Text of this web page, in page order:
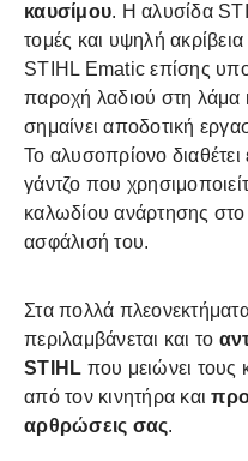
καυσίμου. Η αλυσίδα
τομές και υψηλή
STIHL Ematic επίσης
παροχή λαδιού στη λάμα
σημαίνει αποδοτική
Το αλυσοπρίονο
γάντζο που
καλωδίου ανάρτησης στο
ασφάλισή του.
Στα πολλά
περιλαμβάνεται και το
STIHL που μειώνει
από τον κινητήρα και
αρθρώσεις σας.